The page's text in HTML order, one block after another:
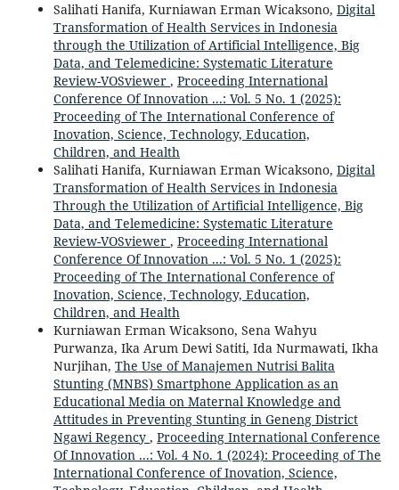
Salihati Hanifa, Kurniawan Erman Wicaksono, Digital
Transformation of Health Services in Indonesia
through the Utilization of Artificial Intelligence, Big
Data, and Telemedicine: Systematic Literature
Review-VOSviewer , Proceeding International
Conference Of Innovation ...: Vol. 5 No. 1 (2025):
Proceeding of The International Conference of
Inovation, Science, Technology, Education,
Children, and Health
Salihati Hanifa, Kurniawan Erman Wicaksono, Digital
Transformation of Health Services in Indonesia
Through the Utilization of Artificial Intelligence, Big
Data, and Telemedicine: Systematic Literature
Review-VOSviewer , Proceeding International
Conference Of Innovation ...: Vol. 5 No. 1 (2025):
Proceeding of The International Conference of
Inovation, Science, Technology, Education,
Children, and Health
Kurniawan Erman Wicaksono, Sena Wahyu
Purwanza, Ika Arum Dewi Satiti, Ida Nurmawati, Ikha
Nurjihan, The Use of Manajemen Nutrisi Balita
Stunting (MNBS) Smartphone Application as an
Educational Media on Maternal Knowledge and
Attitudes in Preventing Stunting in Geneng District
Ngawi Regency , Proceeding International Conference
Of Innovation ...: Vol. 4 No. 1 (2024): Proceeding of The
International Conference of Inovation, Science,